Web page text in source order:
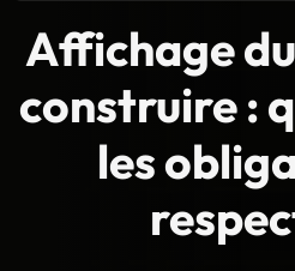
Affichage
construire :
les